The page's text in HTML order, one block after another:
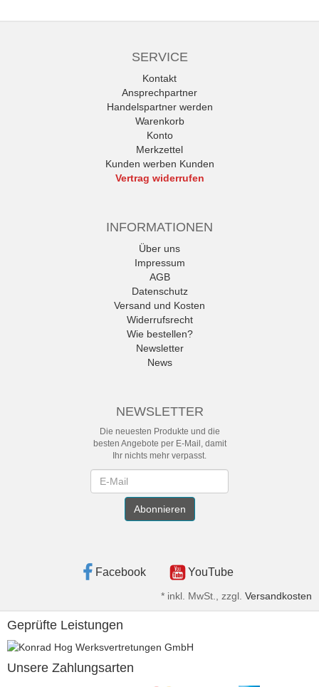
SERVICE
Kontakt
Ansprechpartner
Handelspartner werden
Warenkorb
Konto
Merkzettel
Kunden werben Kunden
Vertrag widerrufen
INFORMATIONEN
Über uns
Impressum
AGB
Datenschutz
Versand und Kosten
Widerrufsrecht
Wie bestellen?
Newsletter
News
NEWSLETTER
Die neuesten Produkte und die
besten Angebote per E-Mail, damit
Ihr nichts mehr verpasst.
Abonnieren
Facebook YouTube
* inkl. MwSt., zzgl. Versandkosten
Geprüfte Leistungen
Unsere Zahlungsarten